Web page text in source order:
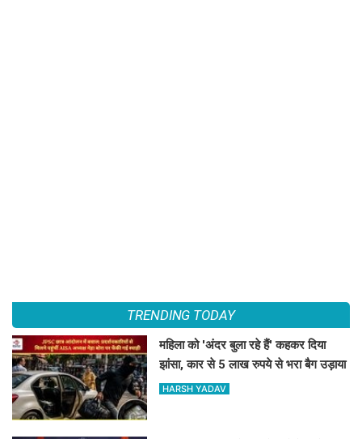
TRENDING TODAY
महिला को 'अंदर बुला रहे हैं' कहकर दिया
झांसा, कार से 5 लाख रुपये से भरा बैग उड़ाया
HARSH YADAV